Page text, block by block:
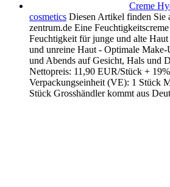
Creme
cosmetics Diesen Artikel finden Sie
zentrum.de Eine
Feuchtigkeit für junge und alte
und unreine Haut - Optimale
und Abends auf Gesicht, Hals und
Nettopreis: 11,90 EUR/Stück +
Verpackungseinheit (VE): 1 Stück
Stück Grosshändler kommt aus